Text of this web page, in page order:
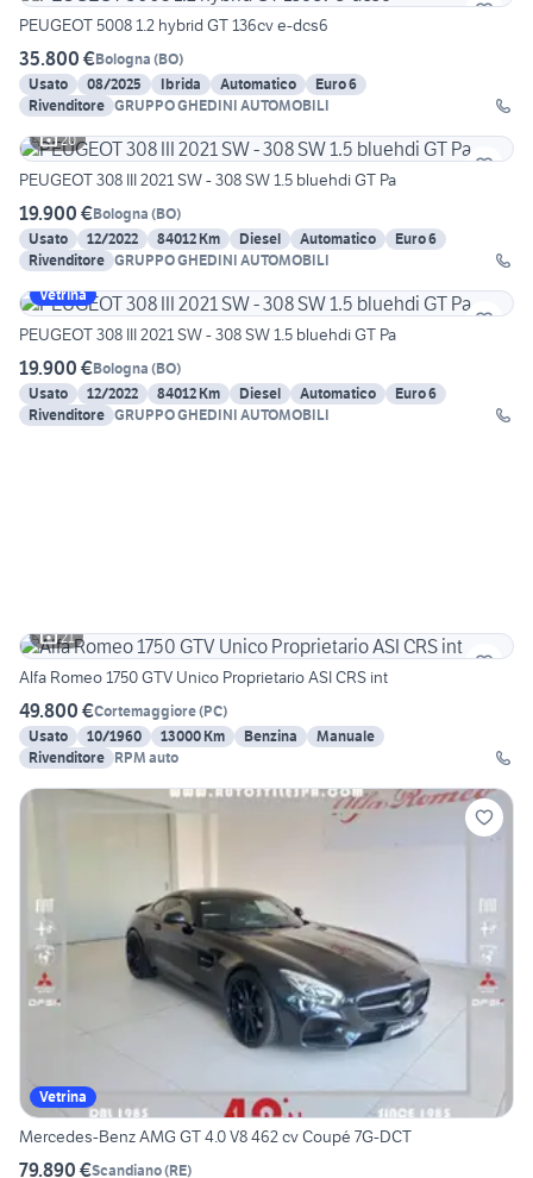
PEUGEOT 5008 1.2 hybrid GT 136cv e-dcs6
35.800 €Bologna (BO)
Usato
08/2025 Ibrida Automatico
Euro 6
Rivenditore GRUPPO GHEDINI AUTOMOBILI
20
PEUGEOT 308 III 2021 SW - 308 SW 1.5 bluehdi GT Pa
19.900 €Bologna (BO)
Usato
12/2022 84012 Km Diesel Automatico
Euro 6
Rivenditore GRUPPO GHEDINI AUTOMOBILI
Vetrina
PEUGEOT 308 III 2021 SW - 308 SW 1.5 bluehdi GT Pa
19.900 €Bologna (BO)
Usato
12/2022 84012 Km Diesel Automatico
Euro 6
Rivenditore GRUPPO GHEDINI AUTOMOBILI
21
Alfa Romeo 1750 GTV Unico Proprietario ASI CRS int
49.800 €Cortemaggiore(PC)
Usato
10/1960 13000 Km Benzina
Manuale
Rivenditore RPM auto
Vetrina
Mercedes-Benz AMG GT 4.0 V8 462 cv Coupé 7G-DCT
79.890 €Scandiano(RE)